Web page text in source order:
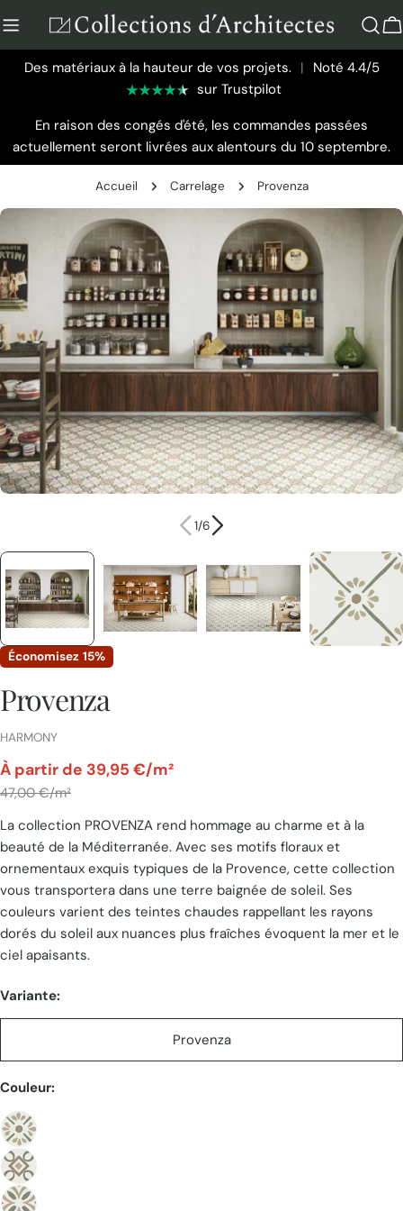
au
contenu
Des matériaux à la hauteur de vos projets. | Noté 4.4/5
sur Trustpilot
En raison des congés d'été, les commandes passées
actuellement seront livrées aux alentours du 10 septembre.
Accueil Carrelage Provenza
Passer
aux
informations
sur
le
produit
le média 0 en mode modal
1/6
Économisez 15%
Provenza
FOURNISSEUR:
HARMONY
Prix
unitaire
par
À partir de 39,95 €/m²
47,00 €/m²
La collection PROVENZA rend hommage au charme et à la
beauté de la Méditerranée. Avec ses motifs floraux et
ornementaux exquis typiques de la Provence, cette collection
vous transportera dans une terre baignée de soleil. Ses
couleurs varient des teintes chaudes rappellant les rayons
dorés du soleil aux nuances plus fraîches évoquent la mer et le
ciel apaisants.
Variante:
Provenza
Couleur: